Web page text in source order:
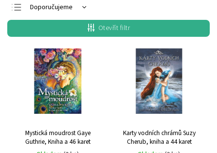
Doporučujeme
Nejlevnější
Nejdražší
Nejprodávanější
Abecedně
Otevřít filtr
Mystická moudrostGaye
Guthrie, Kniha a 46 karet
Karty vodních chrámů Suzy
Cherub, kniha a 44 karet